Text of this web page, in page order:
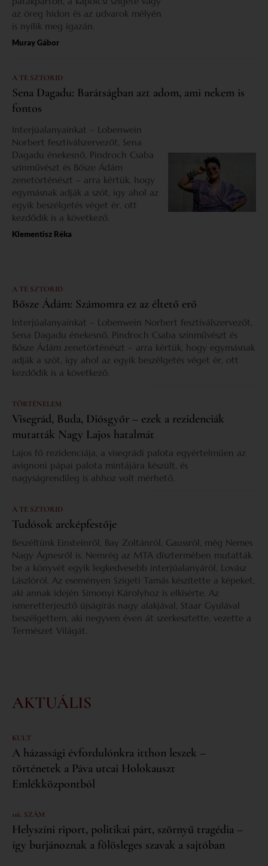
az öreg hídon és az udvarok mélyén
is nyílik meg igazán.
Muray Gábor
A TE SZTORID
Sena Dagadu: Barátságban azt adom, ami nekem is
fontos
Interjúalanyainkat – Lobenwein
Norbert fesztiválszervezőt, Sena
Dagadu énekesnő, Pindroch Csaba
színművészt és Bősze Ádám
zenetörténészt – arra kértük, hogy
egymásnak adják a szót, így ahol az
egyik beszélgetés véget ér, ott
kezdődik is a következő.
Klementisz Réka
A TE SZTORID
Bősze Ádám: Számomra ez az éltető erő
Interjúalanyainkat – Lobenwein Norbert fesztiválszervezőt,
Sena Dagadu énekesnő, Pindroch Csaba színművészt és
Bősze Ádám zenetörténészt – arra kértük, hogy egymásnak
adják a szót, így ahol az egyik beszélgetés véget ér, ott
kezdődik is a következő.
TÖRTÉNELEM
Visegrád, Buda, Diósgyőr – ezek a rezidenciák
mutatták Nagy Lajos hatalmát
Lajos fő rezidenciája, a visegrádi palota egyértelműen az
avignoni pápai palota mintájára készült, és
nagyságrendileg is ahhoz volt mérhető.
A TE SZTORID
Tudósok arcképfestője
Beszéltünk Einsteinről, Bay Zoltánról, Gaussról, még Nemes
Nagy Ágnesről is. Nemrég az MTA dísztermében mutatták
be a könyvét egyik legkedvesebb interjúalanyáról, Lovász
Lászlóról. Az eseményen Szigeti Tamás készítette a képeket,
aki annak idején Simonyi Károlyhoz is elkísérte. Az
ismeretterjesztő újságírás nagy alakjával, Staar Gyulával
beszélgettem, aki negyven éven át szerkesztette, vezette a
Természet Világát.
AKTUÁLIS
KULT
A házassági évfordulónkra itthon leszek –
történetek a Páva utcai Holokauszt
Emlékközpontból
116. SZÁM
Helyszíni riport, politikai párt, szörnyű tragédia –
így burjánoznak a fölösleges szavak a sajtóban